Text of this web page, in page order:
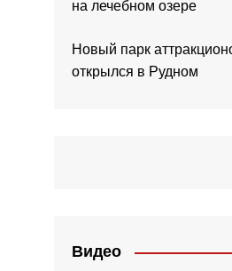
на лечебном озере
Новый парк
открылся в Рудном
Видео